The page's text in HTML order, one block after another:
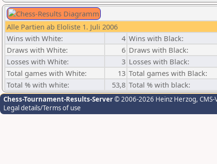
Alle Partien ab Eloliste 1. Juli 2006
Wins with White:
4 Wins with Black:
Draws with White:
6 Draws with Black:
Losses with White:
3 Losses with Black:
Total games with White:
13 Total games with Black:
Total % with white:
53,8 Total % with black:
Chess-Tournament-Results-Server© 2006-2026 Heinz Herzog,
Legal details/Terms of use